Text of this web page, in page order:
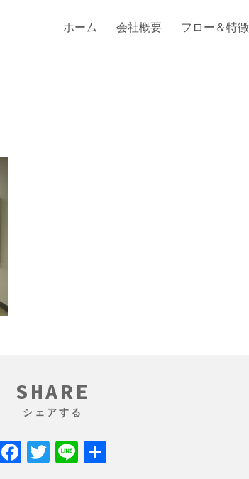
ホーム 会社概要 フロー＆特徴
SHARE
シェアする
Facebook
Twitter
Line